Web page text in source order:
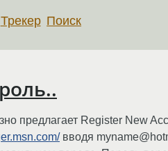
Трекер Поиск
предлагает Register New
вводя